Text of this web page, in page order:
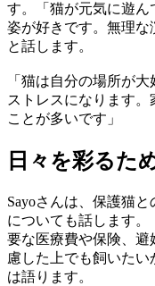
す。「猫が元気に遊ん
姿が好きです。無理な
と話します。
「猫は自分の場所が
ストレスになります
ことが多いです」
日々を彩るた
Sayoさんは、保護猫
についても話します
要な医療費や保険、避
慮した上でも飼いた
は語ります。